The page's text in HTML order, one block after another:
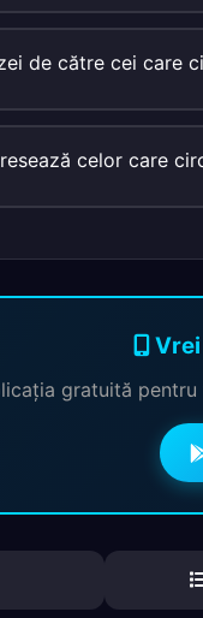
de către cei care
celor care
gratuită